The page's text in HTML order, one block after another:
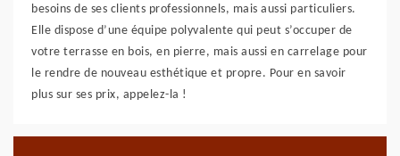
besoins de ses clients professionnels, mais aussi particuliers.
Elle dispose d’une équipe polyvalente qui peut s’occuper de
votre terrasse en bois, en pierre, mais aussi en carrelage pour
le rendre de nouveau esthétique et propre. Pour en savoir
plus sur ses prix, appelez-la !